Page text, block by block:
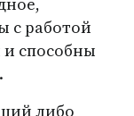
с работой
способны
либо